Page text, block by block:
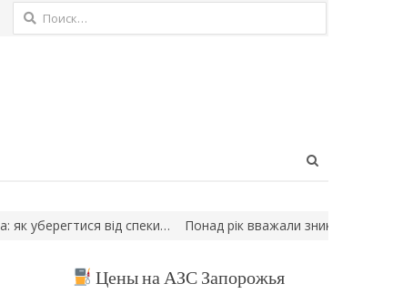
Найти:
від спеки… Понад рік вважали зниклим безвісти: на
Цены на АЗС Запорожья